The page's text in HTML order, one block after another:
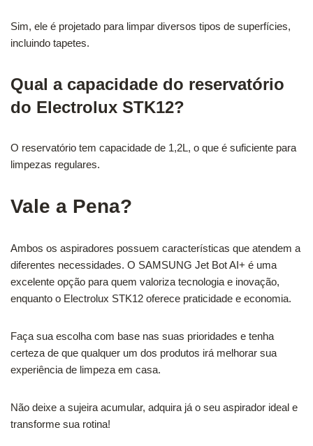
Sim, ele é projetado para limpar diversos tipos de superfícies,
incluindo tapetes.
Qual a capacidade do reservatório
do Electrolux STK12?
O reservatório tem capacidade de 1,2L, o que é suficiente para
limpezas regulares.
Vale a Pena?
Ambos os aspiradores possuem características que atendem a
diferentes necessidades. O SAMSUNG Jet Bot AI+ é uma
excelente opção para quem valoriza tecnologia e inovação,
enquanto o Electrolux STK12 oferece praticidade e economia.
Faça sua escolha com base nas suas prioridades e tenha
certeza de que qualquer um dos produtos irá melhorar sua
experiência de limpeza em casa.
Não deixe a sujeira acumular, adquira já o seu aspirador ideal e
transforme sua rotina!